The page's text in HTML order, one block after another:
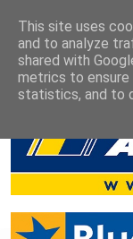
This site uses
and to analyze
shared with
metrics to ensure
statistics, and to